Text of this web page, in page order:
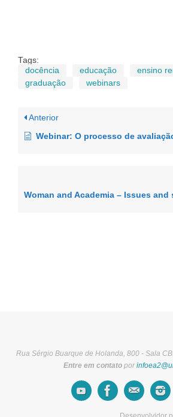
Tags:
docência
educação
ensino
graduação
webinars
Anterior
Webinar: O processo de avaliação em um
Rua Sérgio Buarque de Holanda, 800 - Sala
Entre em contato por